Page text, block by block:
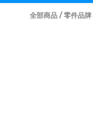
全部商品 /零件品牌